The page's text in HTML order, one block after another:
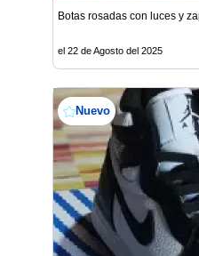
Botas rosadas con luces y
el 22 de Agosto del 2025
Nuevo